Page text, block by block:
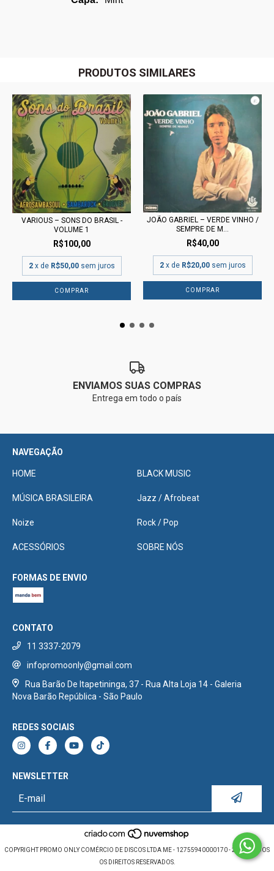
PRODUTOS SIMILARES
VARIOUS – SONS DO BRASIL -
VOLUME 1
R$100,00
2 x de R$50,00 sem juros
JOÃO GABRIEL – VERDE VINHO /
SEMPRE DE M...
R$40,00
2 x de R$20,00 sem juros
ENVIAMOS SUAS COMPRAS
Entrega em todo o país
NAVEGAÇÃO
HOME BLACK MUSIC
MÚSICA BRASILEIRA Jazz / Afrobeat
Noize Rock / Pop
ACESSÓRIOS SOBRE NÓS
FORMAS DE ENVIO
CONTATO
11 3337-2079
infopromoonly@gmail.com
Rua Barão De Itapetininga, 37 - Rua Alta Loja 14 - Galeria
Nova Barão República - São Paulo
REDES SOCIAIS
NEWSLETTER
COPYRIGHT PROMO ONLY COMÉRCIO DE DISCOS LTDA ME - 12755940000170 - 2026. TODOS
OS DIREITOS RESERVADOS.